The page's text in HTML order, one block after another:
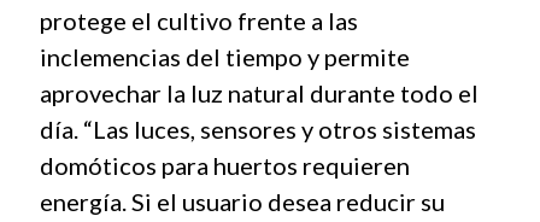
protege el cultivo frente a las
inclemencias del tiempo y permite
aprovechar la luz natural durante todo el
día. “Las luces, sensores y otros sistemas
domóticos para huertos requieren
energía. Si el usuario desea reducir su